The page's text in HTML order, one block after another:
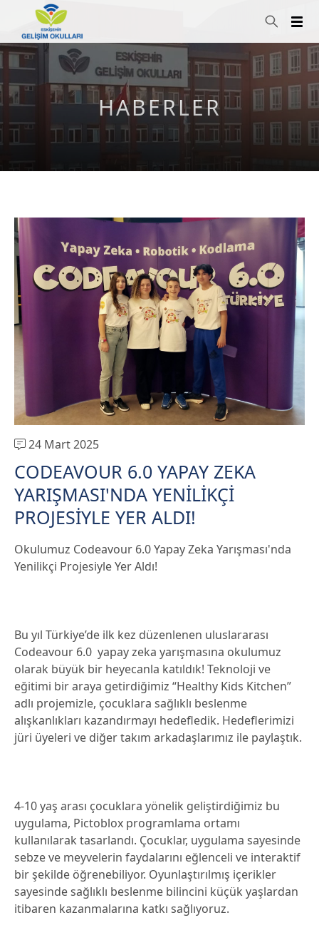
HABERLER
24 Mart 2025
CODEAVOUR 6.0 YAPAY ZEKA
YARIŞMASI'NDA YENİLİKÇİ
PROJESİYLE YER ALDI!
Okulumuz Codeavour 6.0 Yapay Zeka Yarışması'nda
Yenilikçi Projesiyle Yer Aldı!
Bu yıl Türkiye’de ilk kez düzenlenen uluslararası
Codeavour 6.0 yapay zeka yarışmasına okulumuz
olarak büyük bir heyecanla katıldık! Teknoloji ve
eğitimi bir araya getirdiğimiz “Healthy Kids Kitchen”
adlı projemizle, çocuklara sağlıklı beslenme
alışkanlıkları kazandırmayı hedefledik. Hedeflerimizi
jüri üyeleri ve diğer takım arkadaşlarımız ile paylaştık.
4-10 yaş arası çocuklara yönelik geliştirdiğimiz bu
uygulama, Pictoblox programlama ortamı
kullanılarak tasarlandı. Çocuklar, uygulama sayesinde
sebze ve meyvelerin faydalarını eğlenceli ve interaktif
bir şekilde öğrenebiliyor. Oyunlaştırılmış içerikler
sayesinde sağlıklı beslenme bilincini küçük yaşlardan
itibaren kazanmalarına katkı sağlıyoruz.